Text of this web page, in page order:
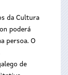
da Cultura
poderá
persoa. O
de